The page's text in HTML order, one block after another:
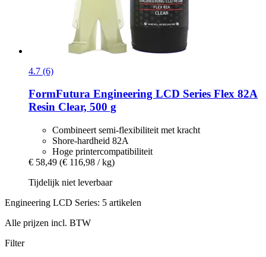
4.7 (6)
FormFutura Engineering LCD Series Flex 82A
Resin Clear, 500 g
Combineert semi-flexibiliteit met kracht
Shore-hardheid 82A
Hoge printercompatibiliteit
€ 58,49 (€ 116,98 / kg)
Tijdelijk niet leverbaar
Engineering LCD Series: 5 artikelen
Alle prijzen incl. BTW
Filter